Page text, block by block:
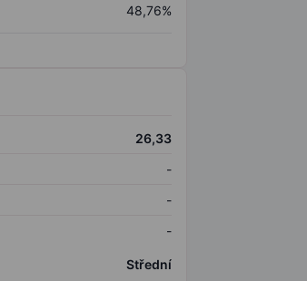
48,76%
26,33
-
-
-
Střední